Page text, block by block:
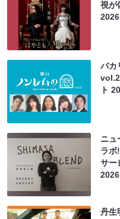
視が
バカ
ト
ニュ
ラボ
サー
丹生